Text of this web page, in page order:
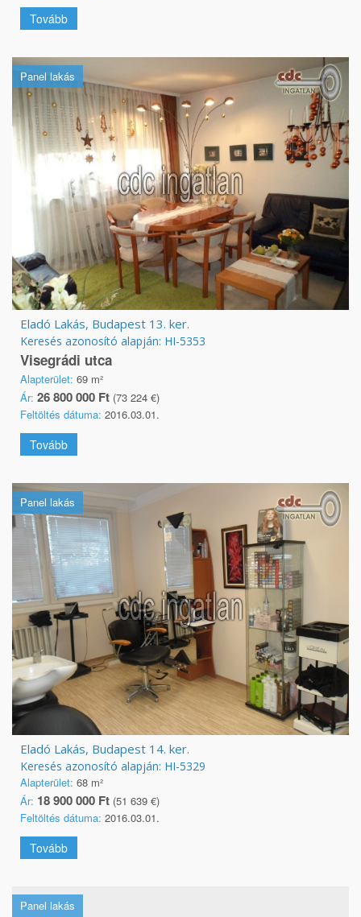
Tovább
Panel lakás
Eladó Lakás, Budapest 13. ker.
Keresés azonosító alapján: HI-5353
Visegrádi utca
Alapterület: 69 m²
Ár: 26 800 000 Ft (73 224 €)
Feltöltés dátuma: 2016.03.01.
Tovább
Panel lakás
Eladó Lakás, Budapest 14. ker.
Keresés azonosító alapján: HI-5329
Alapterület: 68 m²
Ár: 18 900 000 Ft (51 639 €)
Feltöltés dátuma: 2016.03.01.
Tovább
Panel lakás